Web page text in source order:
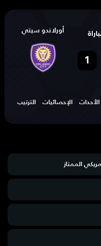
1
أورلاندو سيتي
الأحداث الإحصائيات الترتيب
الممتاز